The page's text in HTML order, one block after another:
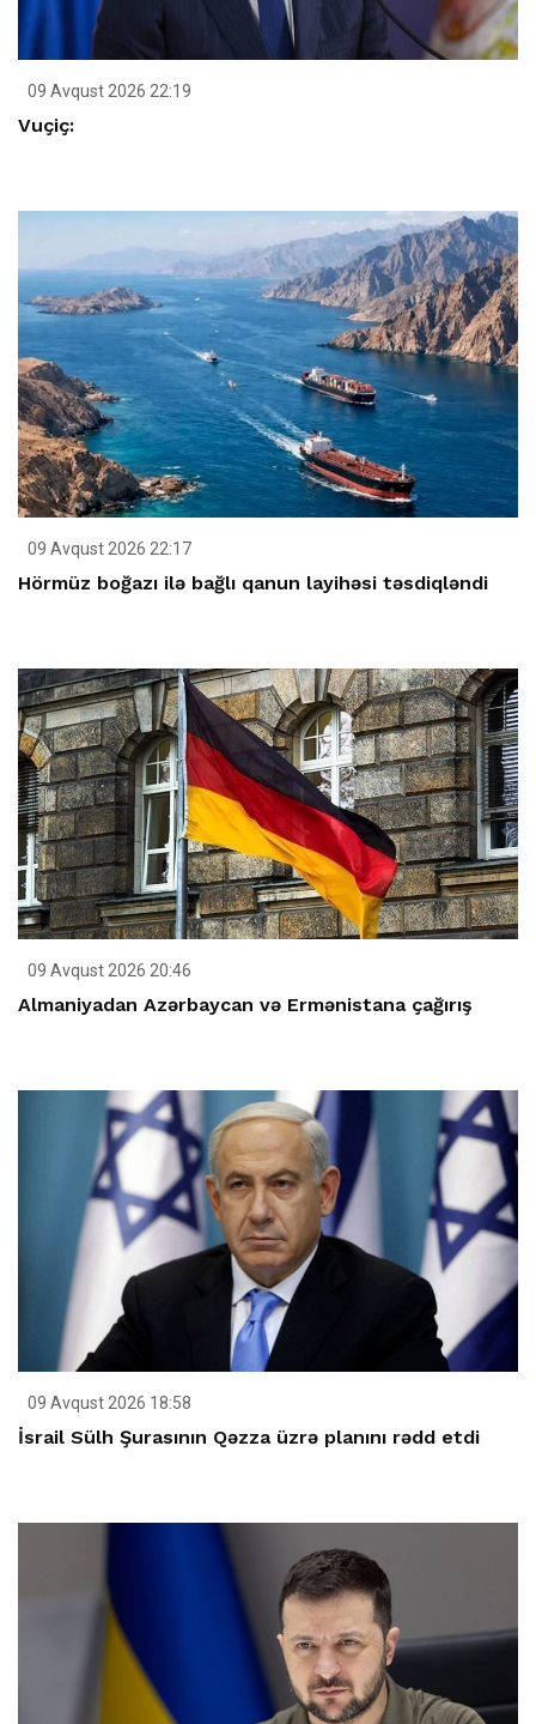
09 Avqust 2026 22:19
Vuçiç:
09 Avqust 2026 22:17
Hörmüz boğazı ilə bağlı qanun layihəsi təsdiqləndi
09 Avqust 2026 20:46
Almaniyadan Azərbaycan və Ermənistana çağırış
09 Avqust 2026 18:58
İsrail Sülh Şurasının Qəzza üzrə planını rədd etdi